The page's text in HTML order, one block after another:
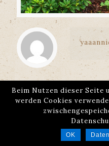
© Garten- und
Beim Nutzen dieser Seite
werden Cookies
OK